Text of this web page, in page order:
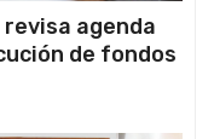
agenda
de fondos